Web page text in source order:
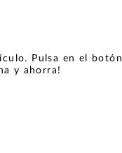
Pulsa en el botón
y ahorra!